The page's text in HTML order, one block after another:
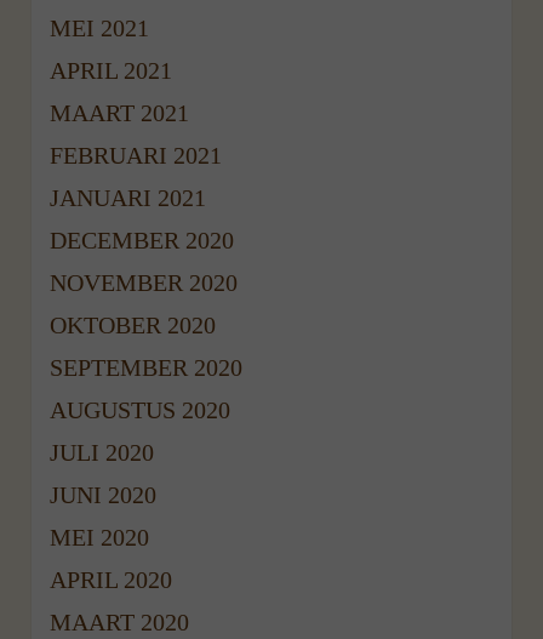
MEI 2021
APRIL 2021
MAART 2021
FEBRUARI 2021
JANUARI 2021
DECEMBER 2020
NOVEMBER 2020
OKTOBER 2020
SEPTEMBER 2020
AUGUSTUS 2020
JULI 2020
JUNI 2020
MEI 2020
APRIL 2020
MAART 2020